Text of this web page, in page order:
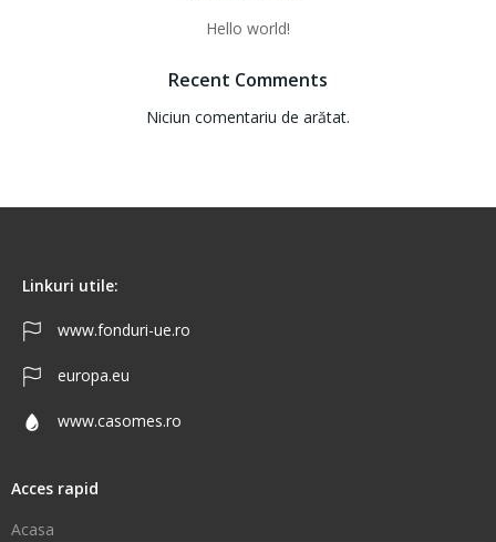
Hello world!
Recent Comments
Niciun comentariu de arătat.
Linkuri utile:
www.fonduri-ue.ro
europa.eu
www.casomes.ro
Acces rapid
Acasa